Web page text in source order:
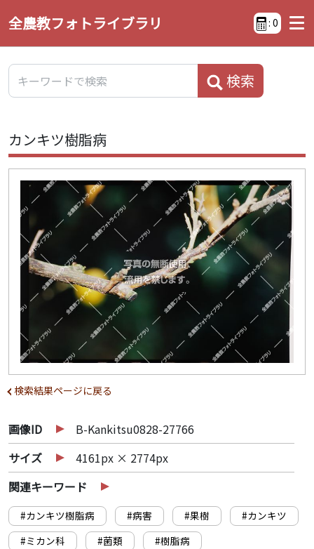
全農教フォトライブラリ : 0
検索
カンキツ樹脂病
検索結果ページに戻る
画像ID
B-Kankitsu0828-27766
サイズ
4161px × 2774px
関連キーワード
#カンキツ樹脂病 #病害 #果樹
#カンキツ
#ミカン科
#菌類 #樹脂病